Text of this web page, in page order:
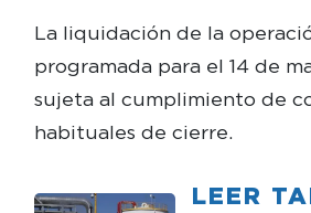
La liquidación de la
programada para el 14 de
sujeta al cumplimiento de
habituales de cierre.
LEER